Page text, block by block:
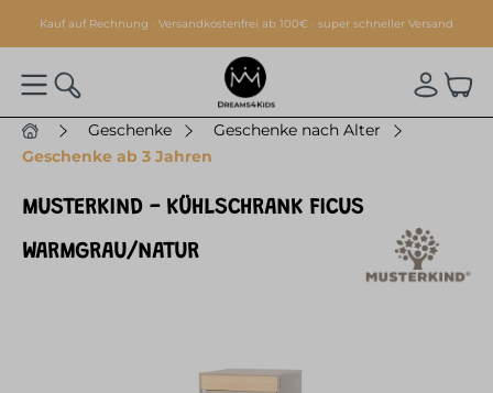
springen
Kauf auf Rechnung · Versandkostenfrei ab 100€ · super schneller Versand
Geschenke
Geschenke nach Alter
Geschenke ab 3 Jahren
MUSTERKIND - KÜHLSCHRANK FICUS
WARMGRAU/NATUR
Bildergalerie überspringen